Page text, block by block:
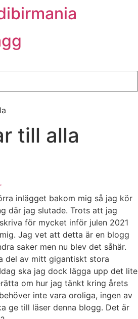
till alla
inlägget bakom mig så jag kör
där jag slutade. Trots att jag
för mycket inför julen 2021
Jag vet att detta är en blogg
saker men nu blev det såhär.
del av mitt gigantiskt stora
ska jag dock lägga upp det lite
om hur jag tänkt kring årets
inte vara oroliga, ingen av
ge till läser denna blogg. Det är